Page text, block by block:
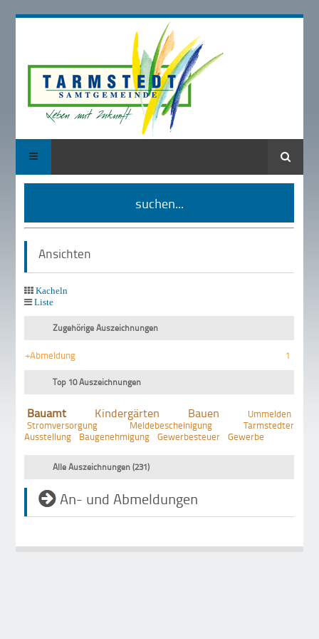
Suche
suchen...
Ansichten
Kacheln
Liste
Zugehörige Auszeichnungen
+Abmeldung 1
Top 10 Auszeichnungen
Bauamt Kindergärten Bauen
Ummelden
Stromversorgung
Meldebescheinigung
Tarmstedter
Ausstellung
Baugenehmigung Gewerbesteuer Gewerbe
Alle Auszeichnungen (231)
An- und Abmeldungen